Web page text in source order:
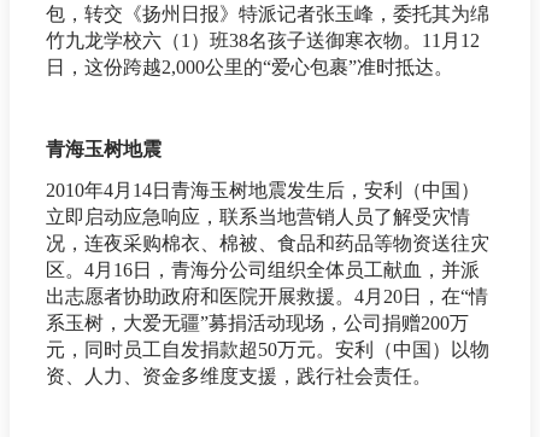
包，转交《扬州日报》特派记者张玉峰，委托其为绵
竹九龙学校六（1）班38名孩子送御寒衣物。11月12
日，这份跨越2,000公里的“爱心包裹”准时抵达。
青海玉树地震
2010年4月14日青海玉树地震发生后，安利（中国）
立即启动应急响应，联系当地营销人员了解受灾情
况，连夜采购棉衣、棉被、食品和药品等物资送往灾
区。4月16日，青海分公司组织全体员工献血，并派
出志愿者协助政府和医院开展救援。4月20日，在“情
系玉树，大爱无疆”募捐活动现场，公司捐赠200万
元，同时员工自发捐款超50万元。安利（中国）以物
资、人力、资金多维度支援，践行社会责任。